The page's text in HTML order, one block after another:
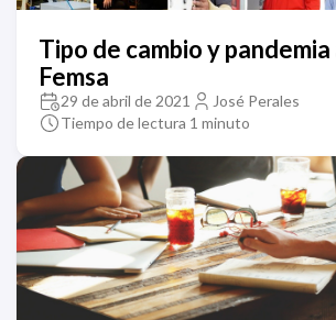
Tipo de cambio y
Femsa
29 de abril de 2021
José Perales
Tiempo de lectura 1 minuto